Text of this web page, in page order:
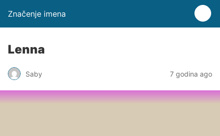
Značenje imena
Lenna
Saby 7 godina ago